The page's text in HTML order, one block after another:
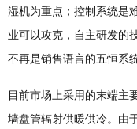
湿机为重点；控制系统是
业可以攻克，自主研发的
不再是销售语言的五恒系
目前市场上采用的末端主
墙盘管辐射供暖供冷。由